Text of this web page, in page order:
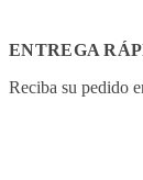
ENTREGA
Reciba su pedido